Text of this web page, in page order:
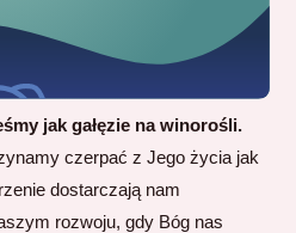
jak gałęzie na winorośli.
czerpać z Jego życia jak
dostarczają nam
rozwoju, gdy Bóg nas